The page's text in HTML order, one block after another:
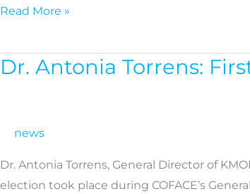
deliver
short
course
Read More »
Dr. Antonia Torrens:
news
Dr. Antonia Torrens, General Director of
election took place during COFACE’s
Dr.
President
of